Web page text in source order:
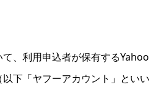
、利用申込者が保有する
下「ヤフーアカウント」といい